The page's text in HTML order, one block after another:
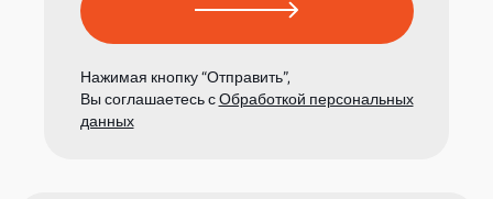
Нажимая кнопку “Отправить”,
Вы соглашаетесь сОбработкой персональных
данных